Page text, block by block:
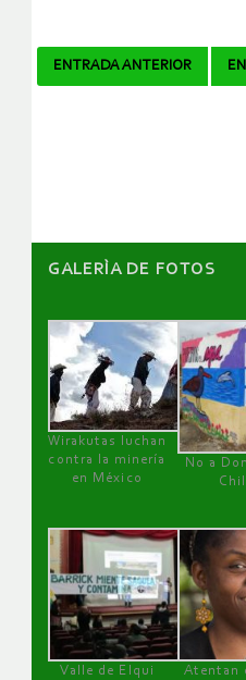
Navegador
ENTRADA ANTERIOR
GALERÌA DE FOTOS
Wirakutas luchan
contra la minería
en México
No a
Valle de Elqui
Atentan